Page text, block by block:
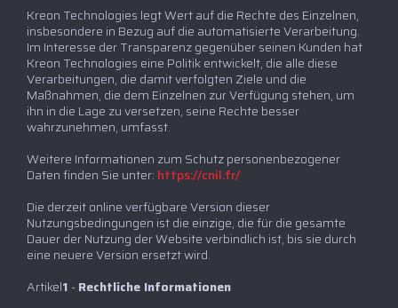
Kreon Technologies legt Wert auf die Rechte des Einzelnen,
insbesondere in Bezug auf die automatisierte Verarbeitung.
Im Interesse der Transparenz gegenüber seinen Kunden hat
Kreon Technologies eine Politik entwickelt, die alle diese
Verarbeitungen, die damit verfolgten Ziele und die
Maßnahmen, die dem Einzelnen zur Verfügung stehen, um
ihn in die Lage zu versetzen, seine Rechte besser
wahrzunehmen, umfasst.
Weitere Informationen zum Schutz personenbezogener
Daten finden Sie unter: https://cnil.fr/
Die derzeit online verfügbare Version dieser
Nutzungsbedingungen ist die einzige, die für die gesamte
Dauer der Nutzung der Website verbindlich ist, bis sie durch
eine neuere Version ersetzt wird.
‍Artikel1 - Rechtliche Informationen